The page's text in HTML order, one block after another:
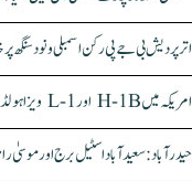
اتر پردیش بی جے پی رکن اسمبلی ونود سنگھ
امریکہ میں H-1B اور L-1 ویزا ہولڈرز کے لیے بڑی راحت، اب ملک چھوڑے بغیر ویزا تجدید ممکن
حیدرآباد: سعیدآباد اسٹیل برج اور موسیٰ